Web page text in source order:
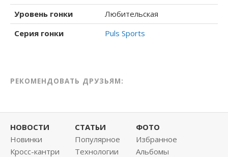
Уровень гонки
Любительская
Серия гонки
Puls Sports
РЕКОМЕНДОВАТЬ ДРУЗЬЯМ:
НОВОСТИ
Новинки
Кросс-кантри
СТАТЬИ
Популярное
Технологии
ФОТО
Избранное
Альбомы